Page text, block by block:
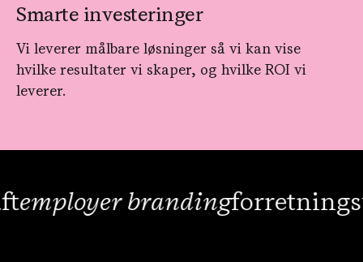
Smarte investeringer
Vi leverer målbare løsninger så vi kan vise
hvilke resultater vi skaper, og hvilke ROI vi
leverer.
branding